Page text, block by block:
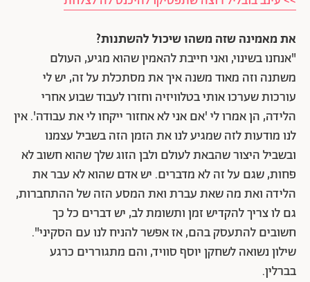
את מאמינה שזה משהו שיכול להשתנות?
"אנחנו בשינוי, ואני חייבת להאמין שהוא מגיע, העולם
משתנה וזה מאוד משנה איך את מסתכלת על זה, יש לי
עורכות שערכו אותי בטלוויזיה וחזרו לעבוד שבוע אחרי
הלידה, הן אמרו לי 'אם אני לא אחזור ייקחו לי את עבודה'. אין
לנו מודעות לזה שמגיע לנו את הזמן הזה בשביל עצמנו
ובשביל היצור שהבאת לעולם ולבן הזוג שלך שהוא חשוב לא
פחות, שגם על זה לא מדברים. יש אדם שהוא לא עבר את
הלידה ואת מה שאת עברת ואת המסע הזה של ההתחברות,
גם לו צריך להקדיש זמן ותשומת לב, יש דברים כל כך
חשובים להתעסק בהם, אז אפשר להניח לנו עם הסקיני".
שילון נשואה לשחקן יוסף סוויד, והם מתגוררים כרגע
בברלין.